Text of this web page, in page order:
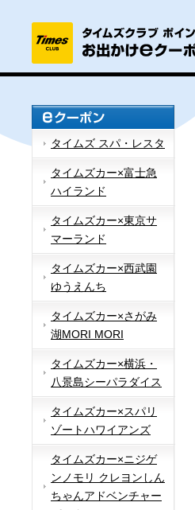
タイムズ スパ・レスタ
タイムズカー×富士急
ハイランド
タイムズカー×東京サ
マーランド
タイムズカー×西武園
ゆうえんち
タイムズカー×さがみ
湖MORI MORI
タイムズカー×横浜・
八景島シーパラダイス
タイムズカー×スパリ
ゾートハワイアンズ
タイムズカー×ニジゲ
ンノモリ クレヨンしん
ちゃんアドベンチャー